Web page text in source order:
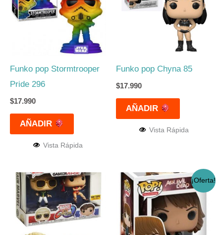
Funko pop Stormtrooper
Pride 296
$17.990
AÑADIR
Vista Rápida
Funko pop Chyna 85
$17.990
AÑADIR
Vista Rápida
¡Oferta!
El
precio
original
$17.990.
El
precio
actual
es:
$14.990.